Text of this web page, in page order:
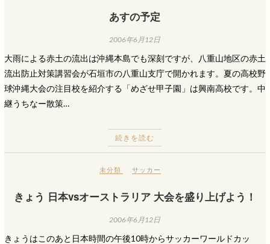
あすの予定
2006年6月12日
大雨による赤土の流出は沖縄本島でも深刻ですが、八重山地区の赤土
流出防止対策講習会が石垣市の八重山支庁で開かれます。夏の高校野
球沖縄大会の注目校を紹介する「めざせ甲子園」は興南高校です。中
継うちなー散策…
続きを読む
未分類 サッカー
きょう 日本vsオーストラリア 大会を盛り上げよう！
2006年6月12日
きょうはこのあと日本時間の午後10時からサッカーワールドカッ